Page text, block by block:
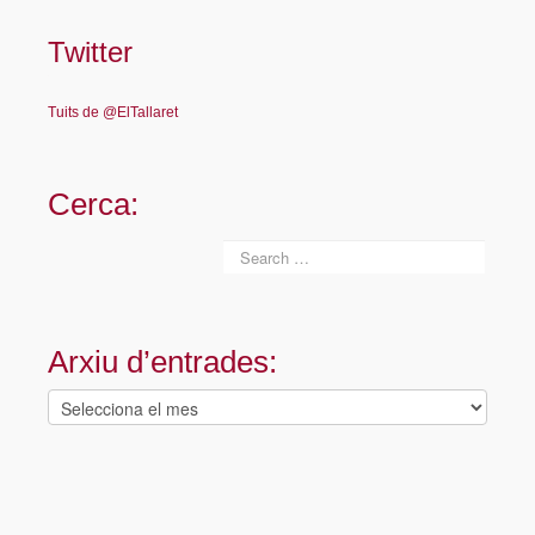
Twitter
Tuits de @ElTallaret
Cerca:
Arxiu d’entrades:
Arxiu
d’entrades: